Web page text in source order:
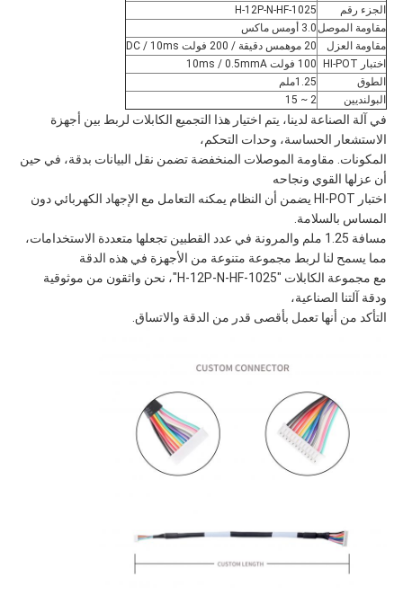
الجزء رقم
1025-H-12P-N-HF
مقاومة الموصل3.0 أومس ماكس
مقاومة العزل
20 موهمس دقيقة / 200 فولت DC / 10ms
اختبار HI-POT
100 فولت 10ms / 0.5mmA
الطوق
1.25ملم
البولنديين
2 ~ 15
في آلة الصناعة لدينا، يتم اختيار هذا التجميع الكابلات لربط بين أجهزة
الاستشعار الحساسة، وحدات التحكم،
المكونات. مقاومة الموصلات المنخفضة تضمن نقل البيانات بدقة، في حين
أن عزلها القوي ونجاحه
اختبار HI-POT يضمن أن النظام يمكنه التعامل مع الإجهاد الكهربائي دون
المساس بالسلامة.
مسافة 1.25 ملم والمرونة في عدد القطبين تجعلها متعددة الاستخدامات،
مما يسمح لنا لربط مجموعة متنوعة من الأجهزة في هذه الدقة
مع مجموعة الكابلات "1025-H-12P-N-HF"، نحن واثقون من موثوقية
ودقة آلتنا الصناعية،
التأكد من أنها تعمل بأقصى قدر من الدقة والاتساق.